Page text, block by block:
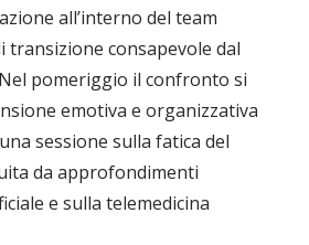
all’interno del team
transizione consapevole dal
pomeriggio il confronto si
emotiva e organizzativa
sessione sulla fatica del
da approfondimenti
e sulla telemedicina